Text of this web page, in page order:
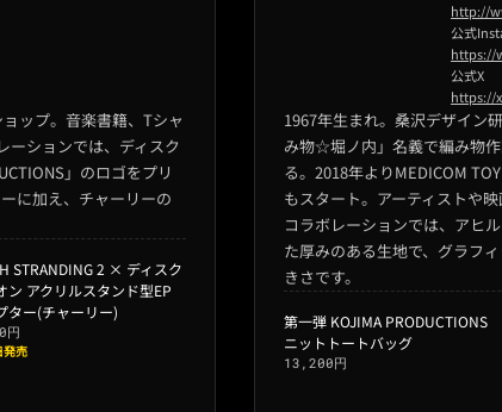
ップ。音楽書籍、Tシャ
ーションでは、ディスク
」のロゴをプリ
に加え、チャーリーの
STRANDING 2 × ディスク
ン アクリルスタンド型EP
ター(チャーリー)
円
発売
http://
公式
https://
公式X
https://
1967年生まれ。桑沢デザイン
み物☆堀ノ内」名義で編み物
る。2018年よりMEDICOM
もスタート。アーティストや
コラボレーションでは、アヒ
た厚みのある生地で、グラフ
きさです。
第一弾 KOJIMA PRODUCTIONS
ニットトートバッグ
13,200円